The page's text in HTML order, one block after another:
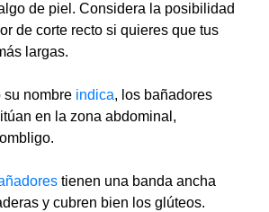
de piel. Considera la posibilidad
de corte recto si quieres que tus
largas.
su nombre indica, los bañadores
en la zona abdominal,
tienen una banda ancha
y cubren bien los glúteos.